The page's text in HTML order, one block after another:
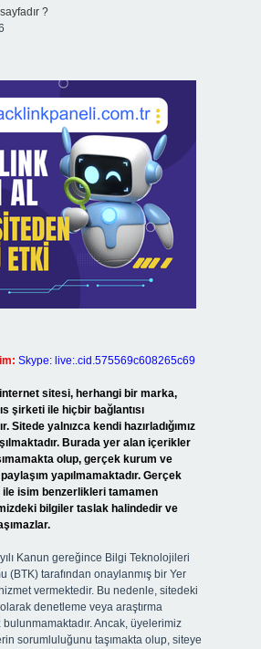
?
Skype: live:.cid.575569c608265c69
sitesi, herhangi bir marka,
şirketi ile hiçbir bağlantısı
Sitede yalnızca kendi hazırladığımız
Burada yer alan içerikler
olup, gerçek kurum ve
yapılmamaktadır. Gerçek
isim benzerlikleri tamamen
bilgiler taslak halindedir ve
Kanun gereğince Bilgi Teknolojileri
(BTK) tarafından onaylanmış bir Yer
vermektedir. Bu nedenle, sitedeki
denetleme veya araştırma
Ancak, üyelerimiz
sorumluluğunu taşımakta olup, siteye